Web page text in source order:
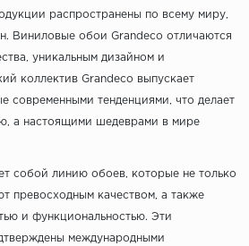
распространены по всему миру,
Виниловые обои Grandeco отличаются
уникальным дизайном и
коллектив Grandeco выпускает
современными тенденциями, что делает
а настоящими шедеврами в мире
собой линию обоев, которые не только
превосходным качеством, а также
и функциональностью. Эти
международными